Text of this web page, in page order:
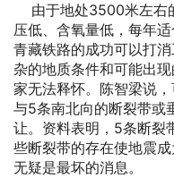
由于地处3500米左右
压低、含氧量低，每年
青藏铁路的成功可以打
杂的地质条件和可能出
家无法释怀。陈智梁说
与5条南北向的断裂带或
让。资料表明，5条断裂
些断裂带的存在使地震
无疑是最坏的消息。